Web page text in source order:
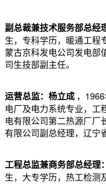
副总裁兼技术服务部总经
生，专科学历，暖通工程
蒙古京科发电公司发电部
司生技部副主任。
运营总监：杨立成 ，
电厂及电力系统专业，工
电有限公司第二热源厂厂
有限公司副总经理，辽宁
工程总监兼商务部总经理
生，大专学历，热工检测